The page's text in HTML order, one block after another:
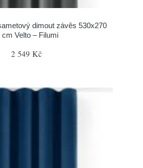
dimout závěs 530x270
cm Velto – Filumi
2 549 Kč